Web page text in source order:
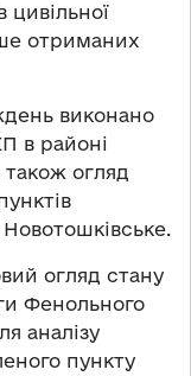
цивільної
отриманих
виконано
в районі
також огляд
огляд стану
Фенольного
аналізу
пункту